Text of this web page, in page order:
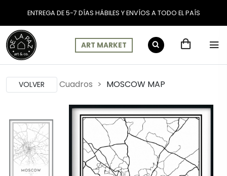
ENTREGA DE 5-7 DÍAS HÁBILES Y ENVÍOS A TODO EL PAÍS
ART MARKET
VOLVER Cuadros MOSCOW MAP